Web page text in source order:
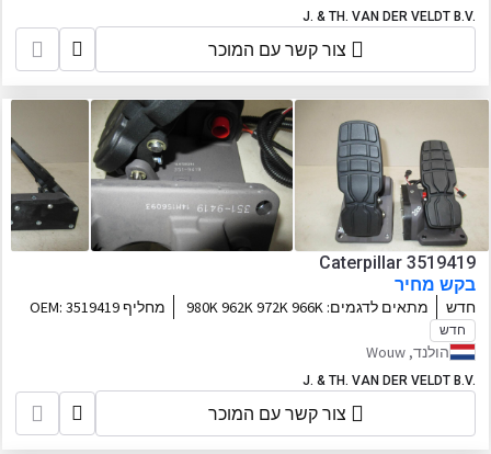
J. & TH. VAN DER VELDT B.V.
צור קשר עם המוכר
Caterpillar 3519419
בקש מחיר
חדש מתאים לדגמים:
980K 962K 972K 966K
מחליף OEM: 3519419
חדש
הולנד, Wouw
J. & TH. VAN DER VELDT B.V.
צור קשר עם המוכר